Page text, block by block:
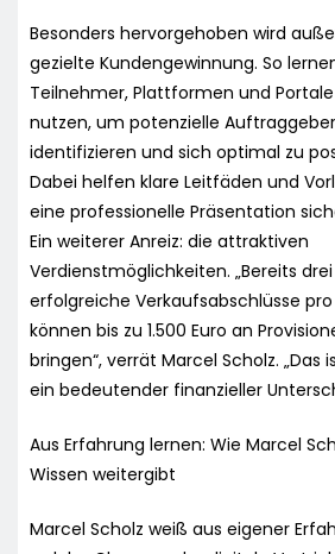
Besonders hervorgehoben wird
gezielte Kundengewinnung. So
Teilnehmer, Plattformen und
nutzen, um potenzielle
identifizieren und sich optimal zu
Dabei helfen klare Leitfäden und
eine professionelle Präsentation
Ein weiterer Anreiz: die attraktiven
Verdienstmöglichkeiten. „Bereits drei
erfolgreiche Verkaufsabschlüsse
können bis zu 1.500 Euro an
bringen“, verrät Marcel Scholz. „Das
ein bedeutender finanzieller
Aus Erfahrung lernen: Wie Marcel
Wissen weitergibt
Marcel Scholz weiß aus eigener